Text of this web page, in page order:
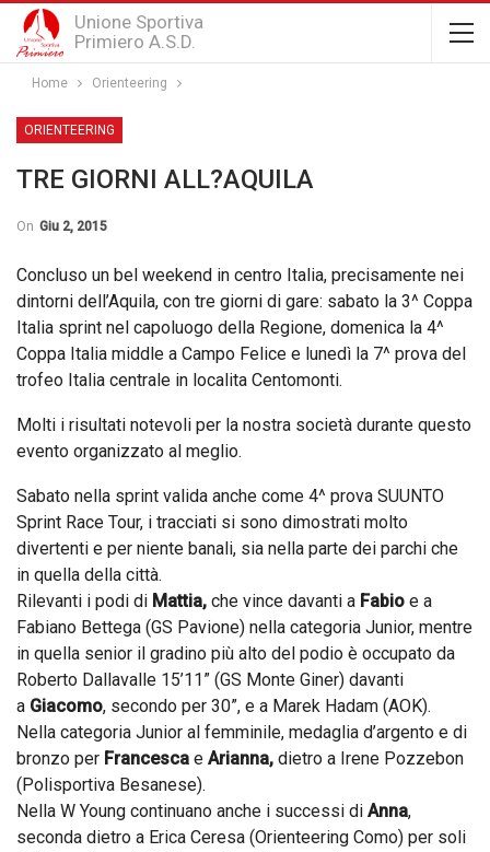
Unione Sportiva
Primiero A.S.D.
Home Orienteering
ORIENTEERING
TRE GIORNI ALL?AQUILA
On Giu 2, 2015
Concluso un bel weekend in centro Italia, precisamente nei
dintorni dell’Aquila, con tre giorni di gare: sabato la 3^ Coppa
Italia sprint nel capoluogo della Regione, domenica la 4^
Coppa Italia middle a Campo Felice e lunedì la 7^ prova del
trofeo Italia centrale in localita Centomonti.
Molti i risultati notevoli per la nostra società durante questo
evento organizzato al meglio.
Sabato nella sprint valida anche come 4^ prova SUUNTO
Sprint Race Tour, i tracciati si sono dimostrati molto
divertenti e per niente banali, sia nella parte dei parchi che
in quella della città.
Rilevanti i podi di Mattia, che vince davanti a Fabio e a
Fabiano Bettega (GS Pavione) nella categoria Junior, mentre
in quella senior il gradino più alto del podio è occupato da
Roberto Dallavalle 15’11” (GS Monte Giner) davanti
a Giacomo, secondo per 30”, e a Marek Hadam (AOK).
Nella categoria Junior al femminile, medaglia d’argento e di
bronzo per Francesca e Arianna, dietro a Irene Pozzebon
(Polisportiva Besanese).
Nella W Young continuano anche i successi di Anna,
seconda dietro a Erica Ceresa (Orienteering Como) per soli